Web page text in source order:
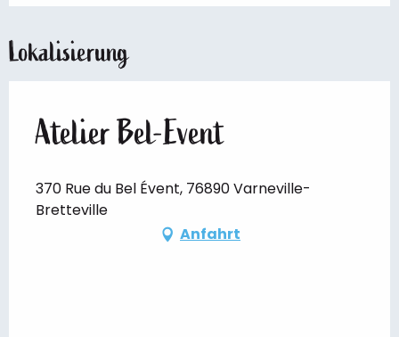
Lokalisierung
Atelier Bel-Event
370 Rue du Bel Évent, 76890 Varneville-
Bretteville
Anfahrt